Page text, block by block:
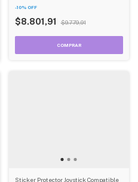
-10% OFF
$8.801,91 $9.779,91
Sticker Protector Joystick Compatible